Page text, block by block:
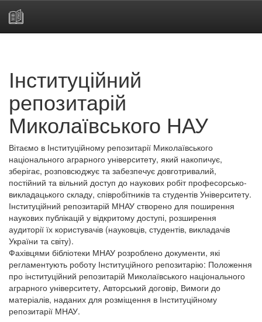
Інституційний
репозитарій
Миколаївського НАУ
Вітаємо в Інституційному репозитарії Миколаївського
національного аграрного університету, який накопичує,
зберігає, розповсюджує та забезпечує довготривалий,
постійний та вільний доступ до наукових робіт професорсько-
викладацького складу, співробітників та студентів Університету.
Інституційний репозитарій МНАУ створено для поширення
наукових публікацій у відкритому доступі, розширення
аудиторії їх користувачів (науковців, студентів, викладачів
України та світу).
Фахівцями бібліотеки МНАУ розроблено документи, які
регламентують роботу Інституційного репозитарію: Положення
про інституційний репозитарій Миколаївського національного
аграрного університету, Авторський договір, Вимоги до
матеріалів, наданих для розміщення в Інституційному
репозитарії МНАУ.